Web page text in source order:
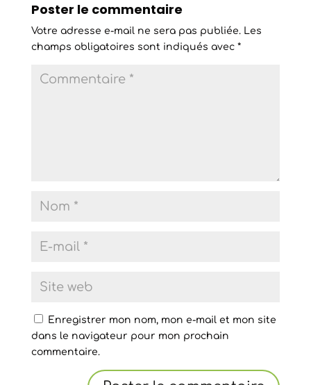
Poster le commentaire
Votre adresse e-mail ne sera pas publiée. Les
champs obligatoires sont indiqués avec *
Enregistrer mon nom, mon e-mail et mon site
dans le navigateur pour mon prochain
commentaire.